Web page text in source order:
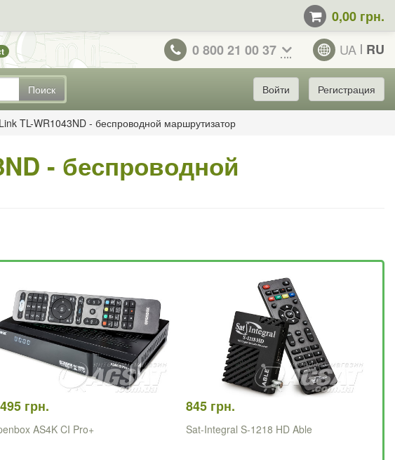
0,00 грн.
0 800 21 00 37 UA RU
Поиск Войти Регистрация
TL-WR1043ND - беспроводной маршрутизатор
- беспроводной
грн.
AS4K CI Pro+
845 грн.
Sat-Integral S-1218 HD Able